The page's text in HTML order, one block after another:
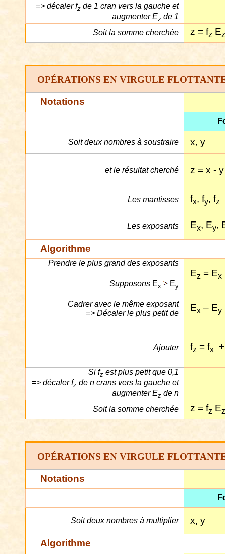
=> décaler fz de 1 cran vers la gauche et
augmenter Ez de 1
Soit la somme cherchée
z = fz Ez
OPÉRATIONS EN VIRGULE
Notations
Soit deux nombres à soustraire x, y
et le résultat cherché z = x - y
Les mantisses fx, fy, fz
Les exposants Ex, Ey,
Algorithme
Prendre le plus grand des exposants
Supposons Ex Ey
Ez = Ex
Cadrer avec le même exposant
=> Décaler le plus petit de
Ex– Ey
Ajouter fz = fx
Si fz est plus petit que 0,1
=> décaler fz de n crans vers la gauche et
augmenter Ez de n
Soit la somme cherchée
z = fz Ez
OPÉRATIONS EN VIRGULE
Notations
Soit deux nombres à multiplier x, y
Algorithme